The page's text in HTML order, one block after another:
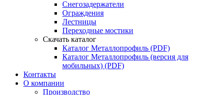
Снегозадержатели
Ограждения
Лестницы
Переходные мостики
Скачать каталог
Каталог Металлопрофиль (PDF)
Каталог Металлопрофиль (версия для
мобильных) (PDF)
Контакты
О компании
Производство